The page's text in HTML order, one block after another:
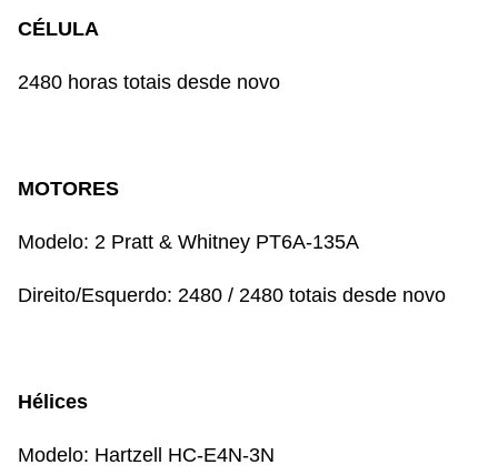
CÉLULA
2480 horas totais desde novo
MOTORES
Modelo: 2 Pratt & Whitney PT6A-135A
Direito/Esquerdo: 2480 / 2480 totais desde novo
Hélices
Modelo: Hartzell HC-E4N-3N